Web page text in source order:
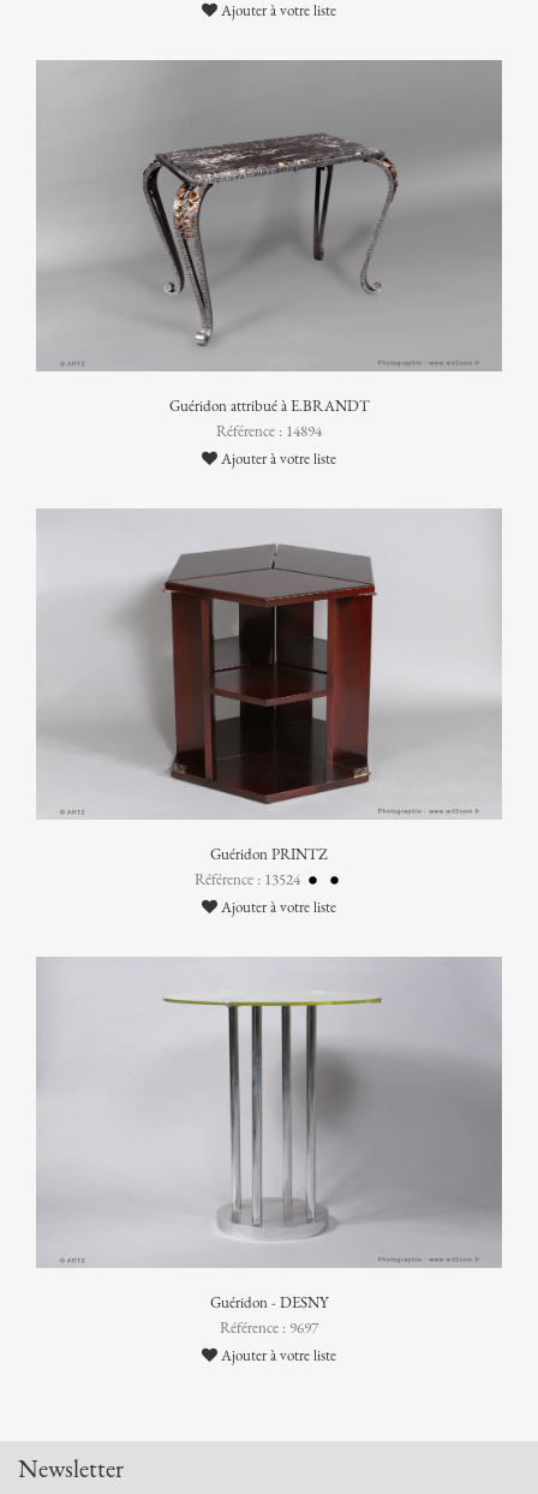
Ajouter à votre liste
Guéridon attribué à E.BRANDT
Référence : 14894
Ajouter à votre liste
Guéridon PRINTZ
Référence : 13524
Ajouter à votre liste
Guéridon - DESNY
Référence : 9697
Ajouter à votre liste
Newsletter